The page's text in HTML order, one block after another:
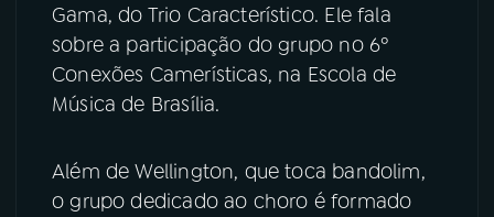
08PRÊMIO RÁDIO MEC
YouTube Facebook
Gama, do Trio Característico. Ele fala
sobre a participação do grupo no 6º
Conexões Camerísticas, na Escola de
Música de Brasília.
Além de Wellington, que toca bandolim,
o grupo dedicado ao choro é formado